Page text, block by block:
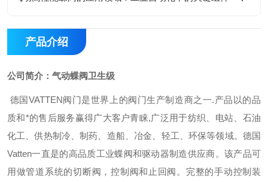
产品介绍
公司简介： 气动蝶阀卫生级
德国VATTEN阀门是世界上的阀门生产制造商之一.产品以的品
质和*的售后服务赢得广大客户青睐,广泛用于纺织、电站、石油
化工、供热制冷、制药、造船、冶金、轻工、环保等领域。德国
Vatten一直是的高品质工业蝶阀和驱动器制造供应商。该产品可
用做管道系统的切断阀，控制阀和止回阀。完整的手动控制装